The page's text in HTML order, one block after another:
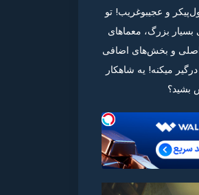
و عجیبوغریب! تو
بزرگ، معماهای
اصلی و بخش‌های اضافی
میکنه! یه شاهکار
بشید؟